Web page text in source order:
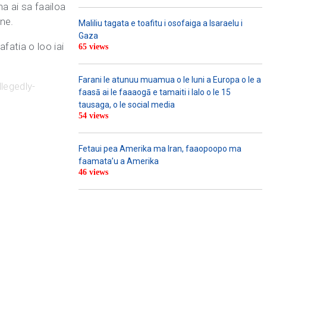
ai sa faailoa
o loo iai
Maliliu tagata e toafitu i osofaiga a Isaraelu i
Gaza
65 views
Farani le atunuu muamua o le Iuni a Europa o le a
faasā ai le faaaogā e tamaiti i lalo o le 15
tausaga, o le social media
54 views
Fetaui pea Amerika ma Iran, faaopoopo ma
faamata’u a Amerika
46 views